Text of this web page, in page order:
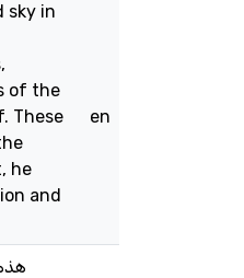
sky in
of the
These
he
and
en